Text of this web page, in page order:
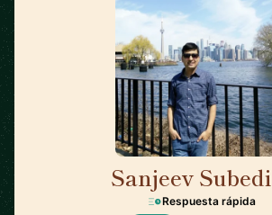
Sanjeev Subedi
Respuesta rápida